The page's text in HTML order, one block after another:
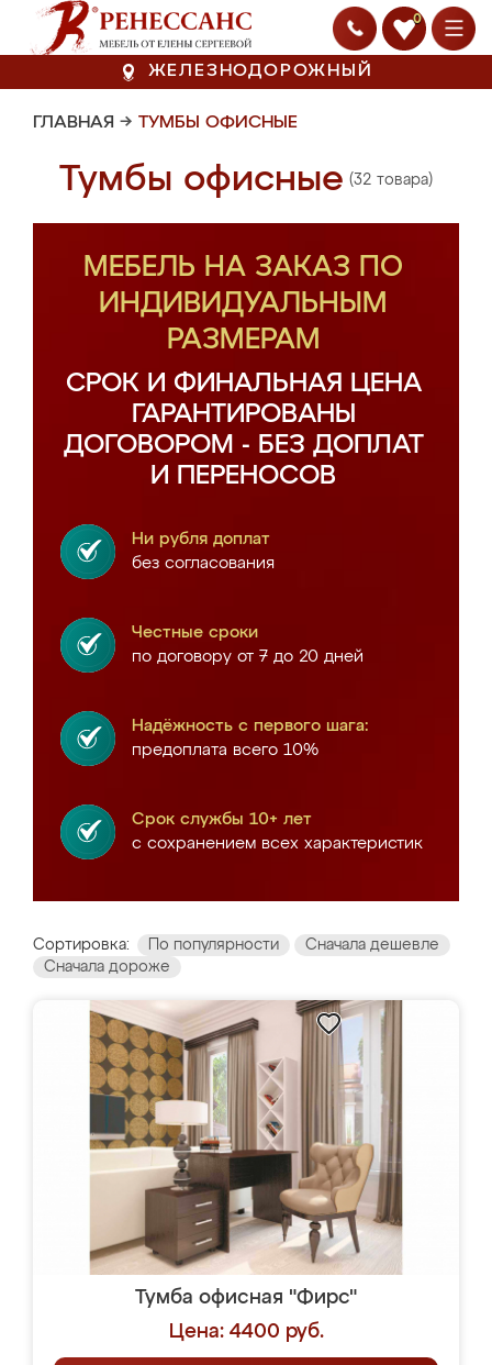
0
ЖЕЛЕЗНОДОРОЖНЫЙ
ГЛАВНАЯ → ТУМБЫ ОФИСНЫЕ
Тумбы офисные (32 товара)
МЕБЕЛЬ НА ЗАКАЗ ПО
ИНДИВИДУАЛЬНЫМ
РАЗМЕРАМ
СРОК И ФИНАЛЬНАЯ ЦЕНА
ГАРАНТИРОВАНЫ
ДОГОВОРОМ - БЕЗ ДОПЛАТ
И ПЕРЕНОСОВ
Ни рубля доплат
без согласования
Честные сроки
по договору от 7 до 20 дней
Надёжность с первого шага:
предоплата всего 10%
Срок службы 10+ лет
с сохранением всех характеристик
Сортировка: По популярности
Сначала дешевле
Сначала дороже
Тумба офисная "Фирс"
Цена: 4400 руб.